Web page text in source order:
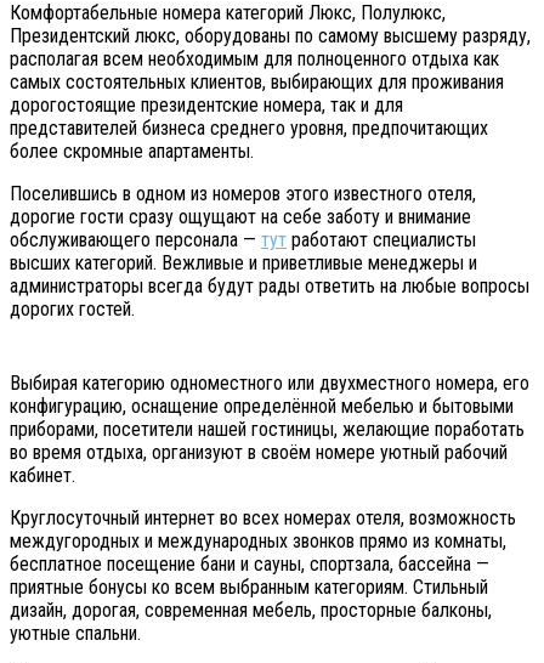
Комфортабельные номера категорий Люкс, Полулюкс,
Президентский люкс, оборудованы по самому высшему разряду,
располагая всем необходимым для полноценного отдыха как
самых состоятельных клиентов, выбирающих для проживания
дорогостоящие президентские номера, так и для
представителей бизнеса среднего уровня, предпочитающих
более скромные апартаменты.
Поселившись в одном из номеров этого известного отеля,
дорогие гости сразу ощущают на себе заботу и внимание
обслуживающего персонала — тут работают специалисты
высших категорий. Вежливые и приветливые менеджеры и
администраторы всегда будут рады ответить на любые вопросы
дорогих гостей.
Выбирая категорию одноместного или двухместного номера, его
конфигурацию, оснащение определённой мебелью и бытовыми
приборами, посетители нашей гостиницы, желающие поработать
во время отдыха, организуют в своём номере уютный рабочий
кабинет.
Круглосуточный интернет во всех номерах отеля, возможность
междугородных и международных звонков прямо из комнаты,
бесплатное посещение бани и сауны, спортзала, бассейна —
приятные бонусы ко всем выбранным категориям. Стильный
дизайн, дорогая, современная мебель, просторные балконы,
уютные спальни.